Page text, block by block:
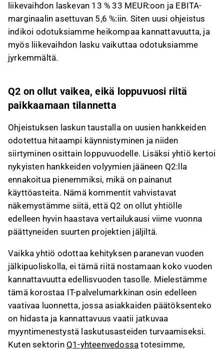
liikevaihdon laskevan 13 % 33 MEUR:oon ja EBITA-
marginaalin asettuvan 5,6 %:iin. Siten uusi ohjeistus
indikoi odotuksiamme heikompaa kannattavuutta, ja
myös liikevaihdon lasku vaikuttaa odotuksiamme
jyrkemmältä.
Q2 on ollut vaikea, eikä loppuvuosi riitä
paikkaamaan tilannetta
Ohjeistuksen laskun taustalla on uusien hankkeiden
odotettua hitaampi käynnistyminen ja niiden
siirtyminen osittain loppuvuodelle. Lisäksi yhtiö kertoi
nykyisten hankkeiden volyymien jääneen Q2:lla
ennakoitua pienemmiksi, mikä on painanut
käyttöasteita. Nämä kommentit vahvistavat
näkemystämme siitä, että Q2 on ollut yhtiölle
edelleen hyvin haastava vertailukausi viime vuonna
päättyneiden suurten projektien jäljiltä.
Vaikka yhtiö odottaa kehityksen paranevan vuoden
jälkipuoliskolla, ei tämä riitä nostamaan koko vuoden
kannattavuutta edellisvuoden tasolle. Mielestämme
tämä korostaa IT-palvelumarkkinan osin edelleen
vaativaa luonnetta, jossa asiakkaiden päätöksenteko
on hidasta ja kannattavuus vaatii jatkuvaa
myyntimenestystä laskutusasteiden turvaamiseksi.
Kuten sektorin Q1-yhteenvedossa totesimme,